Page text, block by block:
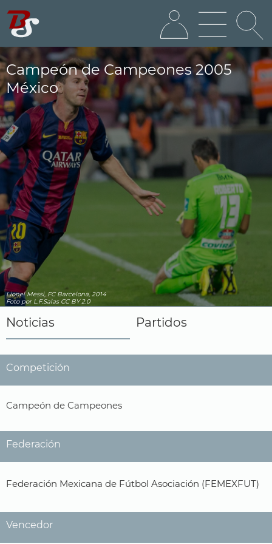
Campeón de Campeones 2005
México
Lionel Messi, FC Barcelona, 2014
Fotopor L.F.Salas CC BY 2.0
Noticias Partidos
Competición
Campeón de Campeones
Federación
Federación Mexicana de Fútbol Asociación (FEMEXFUT)
Vencedor